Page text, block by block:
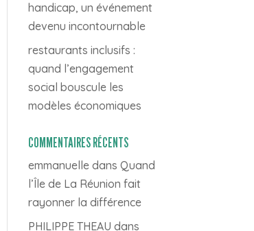
handicap, un événement
devenu incontournable
restaurants inclusifs :
quand l’engagement
social bouscule les
modèles économiques
COMMENTAIRES RÉCENTS
emmanuelle dansQuand
l’Île de La Réunion fait
rayonner la différence
PHILIPPE THEAU dans